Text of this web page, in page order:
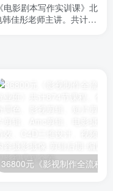
《电影剧本写作实训课》北
韩佳彤老师主讲。共计10